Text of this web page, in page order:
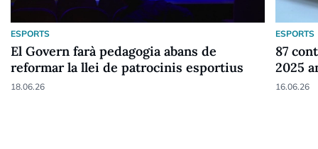
ESPORTS
El Govern farà pedagogia abans de
reformar la llei de patrocinis esportius
18.06.26
ESPORTS
87
2025
16.06.26